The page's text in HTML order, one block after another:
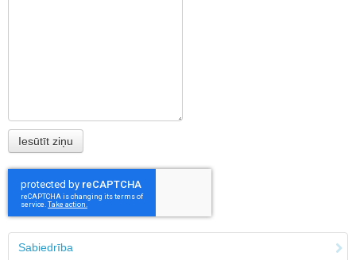
Sabiedrība